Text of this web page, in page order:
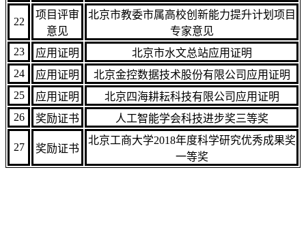
22
项目评审
意见
北京市教委市属高校创新能力提升计划项目
专家意见
23
应用证明
北京市水文总站应用证明
24
应用证明
北京金控数据技术股份有限公司应用证明
25
应用证明
北京四海耕耘科技有限公司应用证明
26
奖励证书 人工智能学会科技进步奖三等奖
27 奖励证书
北京工商大学2018年度科学研究优秀成果奖
一等奖